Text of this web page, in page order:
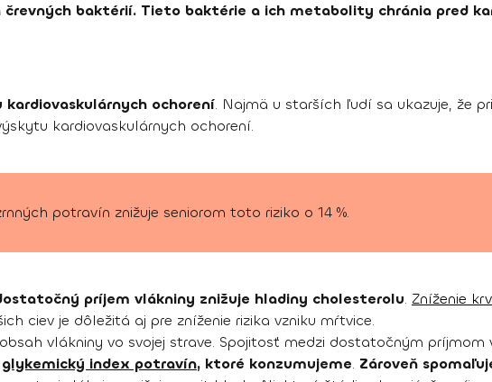
črevných baktérií. Tieto baktérie a ich metabolity chránia pred
ochorení. Najmä u starších ľudí sa ukazuje, že
kardiovaskulárnych ochorení.
potravín znižuje seniorom toto riziko o 14 %.
príjem vlákniny znižuje hladiny cholesterolu. Zníženie
ciev je dôležitá aj pre zníženie rizika vzniku mŕtvice.
vlákniny vo svojej strave. Spojitosť medzi dostatočným
glykemický index potravín, ktoré konzumujeme. Zároveň